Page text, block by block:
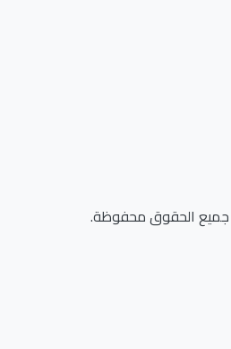
الحقوق محفوظة.